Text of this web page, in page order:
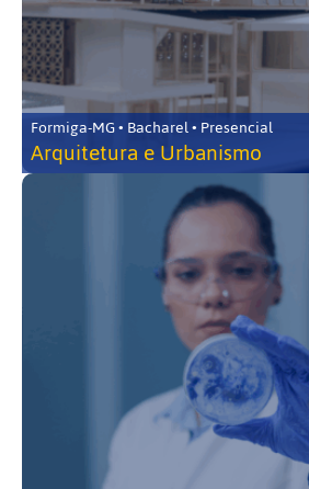
Formiga-MG • Bacharel • Presencial
Arquitetura e Urbanismo